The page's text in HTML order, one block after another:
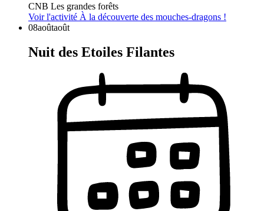
CNB Les grandes forêts
Voir l'activité À la découverte des mouches-dragons !
08aoûtaoût
Nuit des Etoiles Filantes